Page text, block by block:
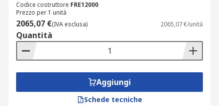
Codice costruttore FRE12000
Prezzo per 1 unità
2065,07 €(IVA esclusa) 2065,07 €/unità
Quantità
Aggiungi
Schede tecniche